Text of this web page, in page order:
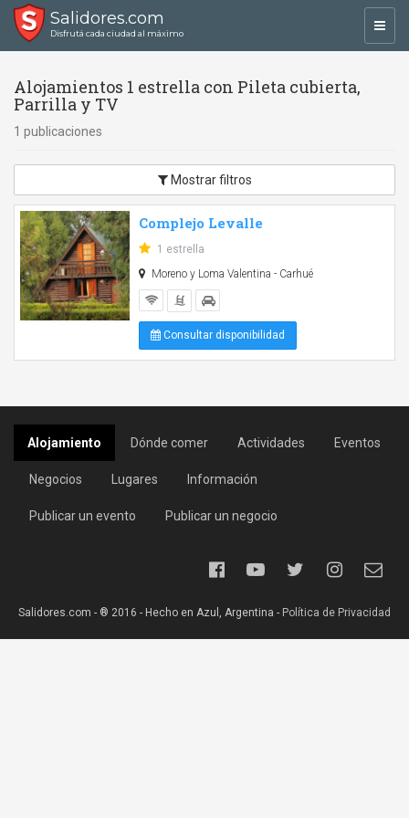
Salidores.com
Disfrutá cada ciudad al máximo
Alojamientos 1 estrella con Pileta cubierta,
Parrilla y TV
1 publicaciones
Mostrar filtros
Complejo Levalle
1 estrella
Moreno y Loma Valentina - Carhué
Consultar disponibilidad
Alojamiento Dónde comer Actividades Eventos
Negocios Lugares Información
Publicar un evento Publicar un negocio
Salidores.com - ® 2016 - Hecho en Azul, Argentina - Política de Privacidad